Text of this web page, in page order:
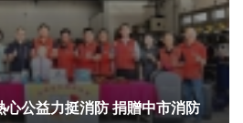
心公益力挺消防 捐贈中市消防